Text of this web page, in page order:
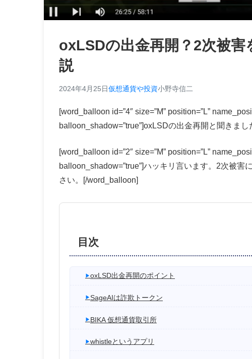
oxLSDの出金再開？2次被
説
2024年4月25日仮想通貨や投資小野寺信二
[word_balloon id=”4″ size=”M” position=”L”
balloon_shadow=”true”]oxLSDの出金再開と聞きま
[word_balloon id=”2″ size=”M” position=”L”
balloon_shadow=”true”]ハッキリ言います。2次被
さい。[/word_balloon]
目次
oxLSD出金再開のポイント
SageAIは詐欺トークン
BIKA 仮想通貨取引所
whistleというアプリ